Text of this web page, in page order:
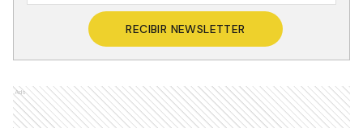
RECIBIR NEWSLETTER
Ads